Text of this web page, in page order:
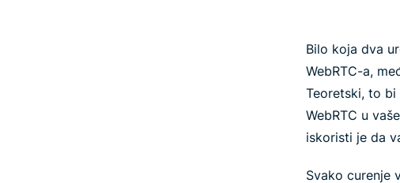
Bilo koja dva
WebRTC-a,
Teoretski, to
WebRTC u
iskoristi je da
Svako curenje